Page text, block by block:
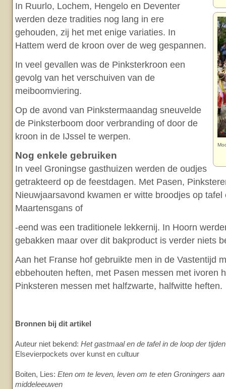
In Ruurlo, Lochem, Hengelo en Deventer
werden deze tradities nog lang in ere
gehouden, zij het met enige variaties. In
Hattem werd de kroon over de weg gespannen.
In veel gevallen was de Pinksterkroon een
gevolg van het verschuiven van de
meiboomviering.
Op de avond van Pinkstermaandag sneuvelde
de Pinksterboom door verbranding of door de
kroon in de IJssel te werpen.
Nog enkele gebruiken
In veel Groningse gasthuizen werden de oudjes
getrakteerd op de feestdagen. Met Pasen,
Nieuwjaarsavond kwamen er witte broodjes op tafel
Maartensgans of
-eend was een traditionele lekkernij. In Hoorn
gebakken maar over dit bakproduct is verder niets
Aan het Franse hof gebruikte men in de Vastentijd
ebbehouten heften, met Pasen messen met ivoren
Pinksteren messen met halfzwarte, halfwitte heften.
Bronnen bij dit artikel
Auteur niet bekend: Het gastmaal en de tafel in de loop der tijden
Elsevierpockets over kunst en cultuur
Boiten, Lies: Eten om te leven, leven om te eten Groningers
middeleeuwen